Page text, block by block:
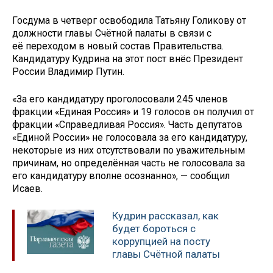
Госдума в четверг освободила Татьяну Голикову от
должности главы Счётной палаты в связи с
её переходом в новый состав Правительства.
Кандидатуру Кудрина на этот пост внёс Президент
России Владимир Путин.
«За его кандидатуру проголосовали 245 членов
фракции «Единая Россия» и 19 голосов он получил от
фракции «Справедливая Россия». Часть депутатов
«Единой России» не голосовала за его кандидатуру,
некоторые из них отсутствовали по уважительным
причинам, но определённая часть не голосовала за
его кандидатуру вполне осознанно», — сообщил
Исаев.
Кудрин рассказал, как
будет бороться с
коррупцией на посту
главы Счётной палаты